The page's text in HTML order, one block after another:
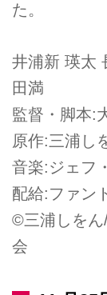
た。
井浦新 瑛太
田満
監督・脚本:
原作:三浦し
音楽:ジェフ
配給:ファン
©三浦しをん
会